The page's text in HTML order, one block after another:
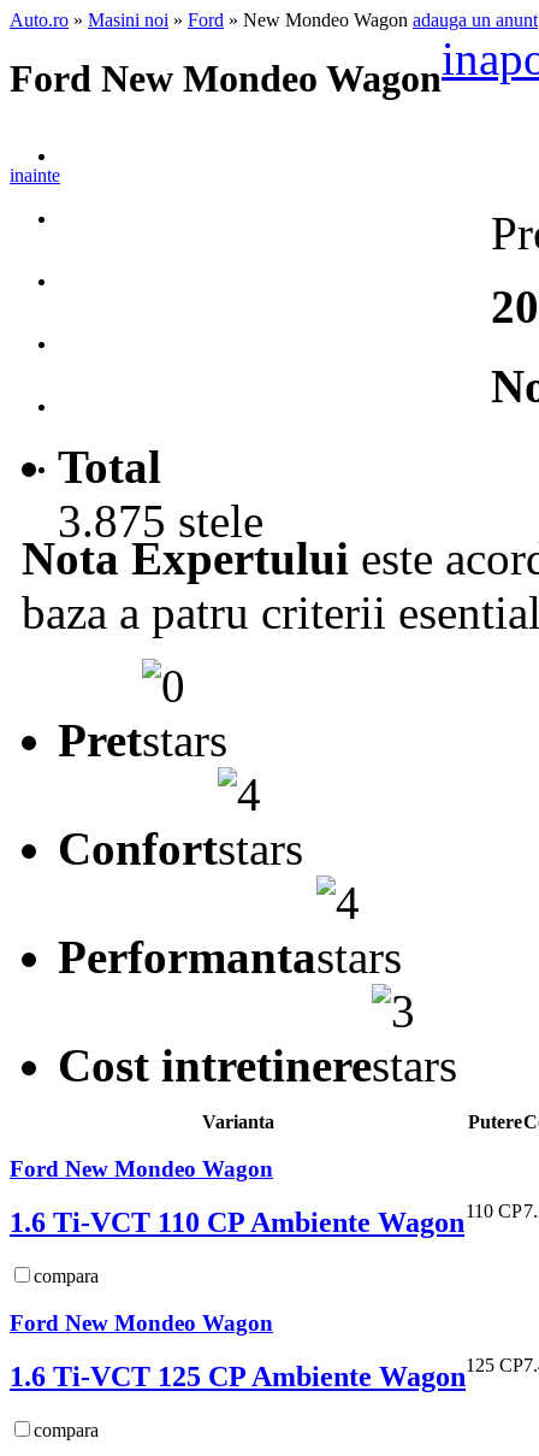
Auto.ro » Masini noi » Ford » New Mondeo Wagon adauga un anunt
Ford New Mondeo Wagon
inainte
Total
3.875 stele
Nota Expertului este
baza a patru criterii
Pret
Confort
Performanta
Cost intretinere
Varianta Putere
Ford New Mondeo Wagon
1.6 Ti-VCT 110 CP Ambiente Wagon
compara
110 CP
Ford New Mondeo Wagon
1.6 Ti-VCT 125 CP Ambiente Wagon
compara
125 CP